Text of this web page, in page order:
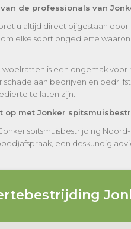
de professionals van
u altijd direct bijgestaan
elke soort ongedierte
woelratten is een ongemak
schade aan bedrijven en
te laten zijn.
op met Jonker
spitsmuisbestrijding
een deskundig